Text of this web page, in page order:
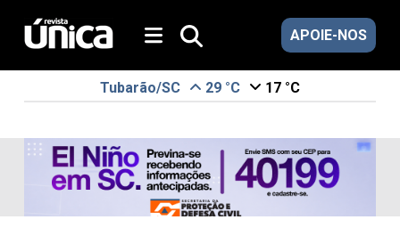
APOIE-NOS
Tubarão/SC 29 °C 17 °C